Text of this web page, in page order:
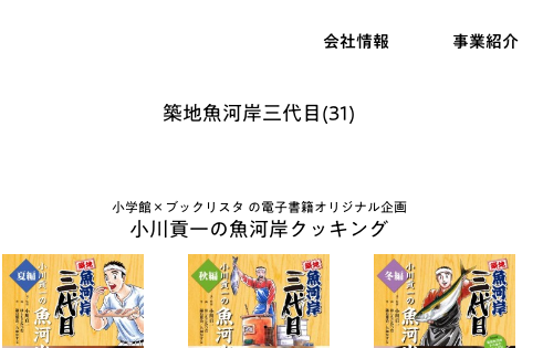
会社情報 事業紹介
築地魚河岸三代目(31)
小学館×ブックリスタ の電子書籍オリジナル企画
小川貢一の魚河岸クッキング